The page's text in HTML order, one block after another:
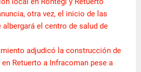
otra vez, el inicio de las
el centro de salud de
adjudicó la construcción de
Retuerto a Infracoman pese a